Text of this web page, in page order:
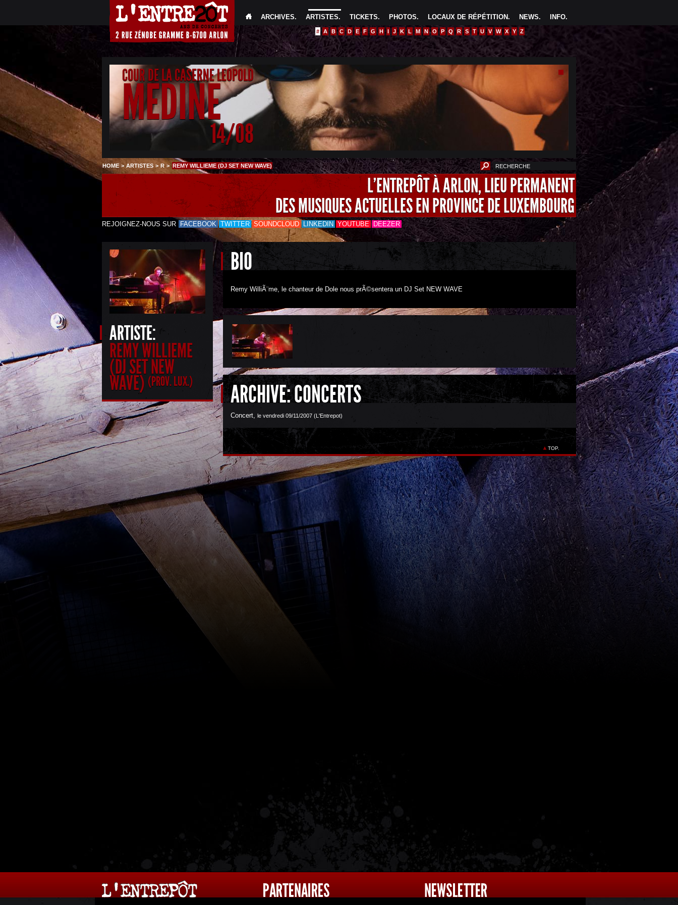
INFO.
NEWS.
LOCAUX DE RÉPÉTITION.
PHOTOS.
TICKETS.
ARTISTES.
ARCHIVES.
# A B C D E F G H I J K L M N O P Q R S T U V W X Y Z
COUR DE LA CASERNE LEOPOLD
MEDINE
14/08
HOME > ARTISTES > R > REMY WILLIEME (DJ SET NEW WAVE)
L'ENTREPÔT À ARLON, LIEU PERMANENT
DES MUSIQUES ACTUELLES EN PROVINCE DE LUXEMBOURG
REJOIGNEZ-NOUS SUR FACEBOOK TWITTER SOUNDCLOUD LINKEDIN YOUTUBE DEEZER
ARTISTE:
REMY WILLIEME
(DJ SET NEW
WAVE) (PROV. LUX.)
BIO
Remy WilliÃ¨me, le chanteur de Dole nous prÃ©sentera un DJ Set NEW WAVE
ARCHIVE: CONCERTS
Concert, le vendredi 09/11/2007 (L'Entrepot)
TOP.